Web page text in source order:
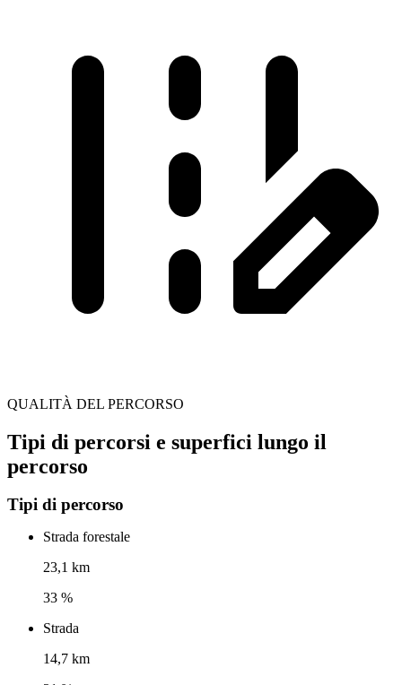
QUALITÀ DEL PERCORSO
Tipi di percorsi e superfici lungo il
percorso
Tipi di percorso
Strada forestale
23,1 km
33 %
Strada
14,7 km